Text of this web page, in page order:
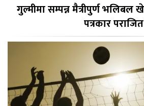
गुल्मीमा सम्पन्न मैत्रीपुर्ण भलिबल
पत्रकार पराजित